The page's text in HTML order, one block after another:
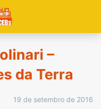
–
da Terra
19 de setembro de 2016